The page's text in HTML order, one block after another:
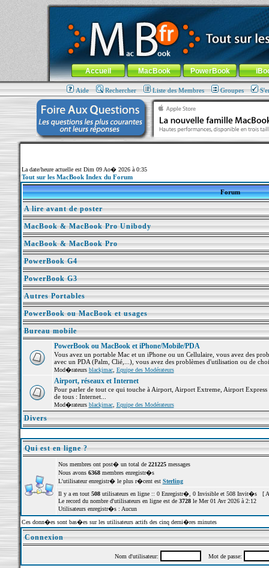
MacBook-fr.com : 100% Apple... 100% nomade !
Aller au contenu-Aller au menu général-Aller au menu de
Menu général
Accueil MacBook PowerBook
Aide Rechercher Liste des Membres Groupes
La date/heure actuelle est Dim 09 Ao� 2026 à 0:35
Tout sur les MacBook Index du Forum
Forum
A lire avant de poster
MacBook & MacBook Pro Unibody
MacBook & MacBook Pro
PowerBook G4
PowerBook G3
Autres Portables
PowerBook ou MacBook et usages
Bureau mobile
PowerBook ou MacBook et iPhone/Mobile/PDA
Vous avez un portable Mac et un iPhone ou un Cellulaire, vous avez des
avec un PDA (Palm, Clié,...), vous avez des problèmes d'utilisation ou de
Mod�rateurs blackjmac, Equipe des Modérateurs
Airport, réseaux et Internet
Pour parler de tout ce qui touche à Airport, Airport Extreme, Airport
de tous : Internet...
Mod�rateurs blackjmac, Equipe des Modérateurs
Divers
Qui est en ligne ?
Nos membres ont post� un total de 221225messages
Nous avons 6368membres enregistr�s
L'utilisateur enregistr� le plus r�cent est Sterling
Il y a en tout 508utilisateurs en ligne :: 0 Enregistr�, 0 Invisible et 508 Invit�s [
Le record du nombre d'utilisateurs en ligne est de 3728le Mer 01 Avr 2026 à 2:12
Utilisateurs enregistr�s : Aucun
Ces donn�es sont bas�es sur les utilisateurs actifs des cinq derni�res minutes
Connexion
Nom d'utilisateur: Mot de passe: